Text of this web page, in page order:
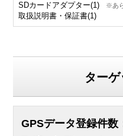
SDカードアダプター(1) ※あ
取扱説明書・保証書(1)
ターゲ
GPSデータ登録件数